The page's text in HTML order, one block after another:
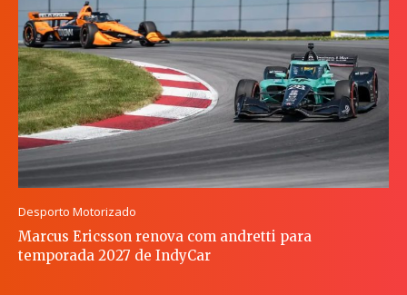
Desporto Motorizado
Marcus Ericsson renova com andretti para
temporada 2027 de IndyCar